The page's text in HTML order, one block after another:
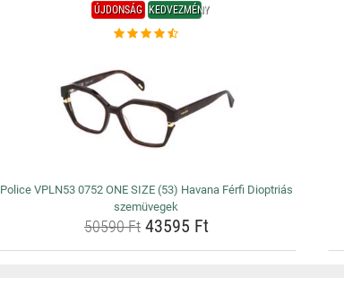
ÚJDONSÁG KEDVEZMÉNY
Police VPLN53 0752 ONE SIZE (53) Havana Férfi Dioptriás
szemüvegek
50590 Ft43595 Ft